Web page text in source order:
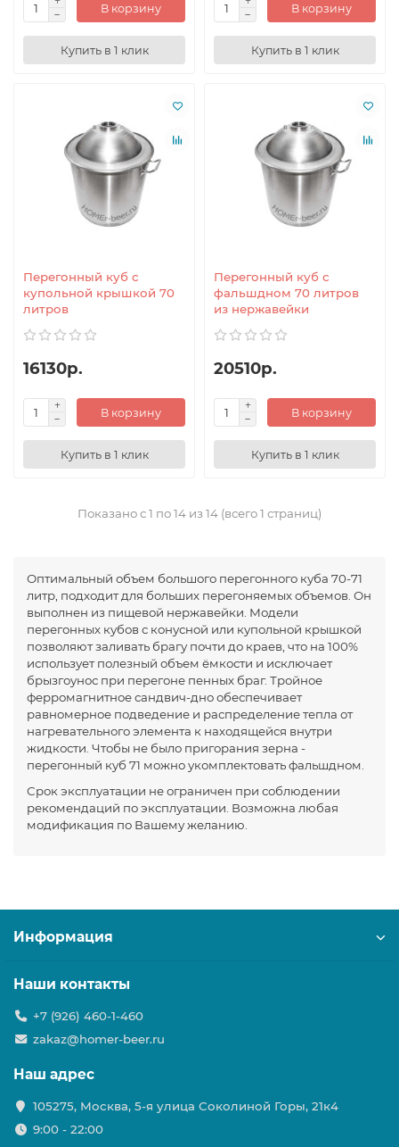
В корзину
Купить в 1 клик
В корзину
Купить в 1 клик
Перегонный куб с
купольной крышкой 70
литров
16130р.
В корзину
Купить в 1 клик
Перегонный куб с
фальшдном 70 литров
из нержавейки
20510р.
В корзину
Купить в 1 клик
Показано с 1 по 14 из 14 (всего 1 страниц)
Оптимальный объем большого перегонного куба 70-71
литр, подходит для больших перегоняемых объемов. Он
выполнен из пищевой нержавейки. Модели
перегонных кубов с конусной или купольной крышкой
позволяют заливать брагу почти до краев, что на 100%
использует полезный объем ёмкости и исключает
брызгоунос при перегоне пенных браг. Тройное
ферромагнитное сандвич-дно обеспечивает
равномерное подведение и распределение тепла от
нагревательного элемента к находящейся внутри
жидкости. Чтобы не было пригорания зерна -
перегонный куб 71 можно укомплектовать фальшдном.
Срок эксплуатации не ограничен при соблюдении
рекомендаций по эксплуатации. Возможна любая
модификация по Вашему желанию.
Информация
Наши контакты
+7 (926) 460-1-460
zakaz@homer-beer.ru
Наш адрес
105275, Москва, 5-я улица Соколиной Горы, 21к4
9:00 - 22:00